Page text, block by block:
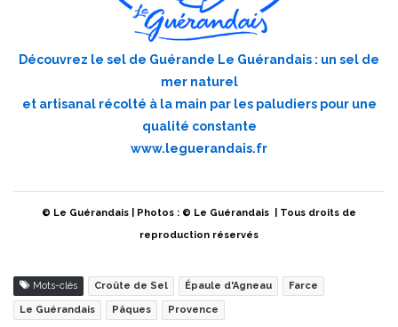
Découvrez le sel de Guérande Le Guérandais : un sel de
mer naturel
et artisanal récolté à la main par les paludiers pour une
qualité constante
www.leguerandais.fr
© Le Guérandais | Photos : © Le Guérandais | Tous droits de
reproduction réservés
Mots-clés Croûte de Sel Épaule d'Agneau Farce
Le Guérandais Pâques Provence